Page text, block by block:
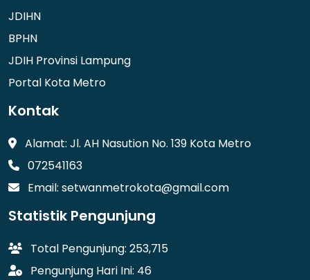
JDIHN
BPHN
JDIH Provinsi Lampung
Portal Kota Metro
Kontak
Alamat: Jl. AH Nasution No. 139 Kota Metro
072541163
Email: setwanmetrokota@gmail.com
Statistik Pengunjung
Total Pengunjung: 253,715
Pengunjung Hari Ini: 46